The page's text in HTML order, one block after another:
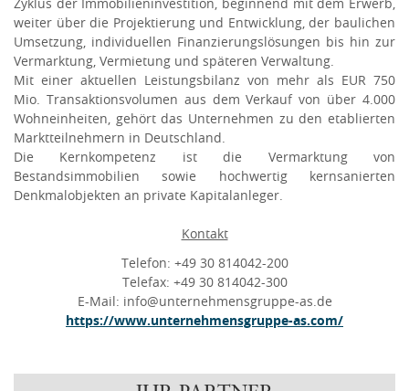
weiter über die Projektierung und Entwicklung, der baulichen
Umsetzung, individuellen Finanzierungslösungen bis hin zur
Vermarktung, Vermietung und späteren Verwaltung.
Mit einer aktuellen Leistungsbilanz von mehr als EUR 750
Mio. Transaktionsvolumen aus dem Verkauf von über 4.000
Wohneinheiten, gehört das Unternehmen zu den etablierten
Marktteilnehmern in Deutschland.
Die Kernkompetenz ist die Vermarktung von
Bestandsimmobilien sowie hochwertig kernsanierten
Denkmalobjekten an private Kapitalanleger.
Kontakt
Telefon: +49 30 814042-200
Telefax: +49 30 814042-300
E-Mail: info@unternehmensgruppe-as.de
https://www.unternehmensgruppe-as.com/